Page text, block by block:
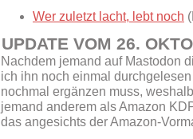
Wer zuletzt lacht, lebt noch
UPDATE VOM 26.
Nachdem jemand auf Mastodon
ich ihn noch einmal
nochmal ergänzen muss,
jemand anderem als Amazon
das angesichts der Amazon-